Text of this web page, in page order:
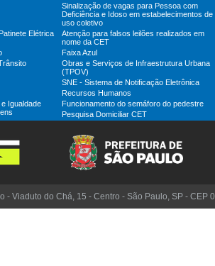
Sinalização de vagas para Pessoa com
Deficiência e Idoso em estabelecimentos de
uso coletivo
Elétrica
Atenção para falsos leilões realizados em
nome da CET
Faixa Azul
Obras e Serviços de Infraestrutura Urbana
(TPOV)
SNE - Sistema de Notificação Eletrônica
Recursos Humanos
Igualdade
Funcionamento do semáforo do pedestre
Pesquisa Domiciliar CET
- Viaduto do Chá, 15 - Centro - São Paulo, SP - CEP